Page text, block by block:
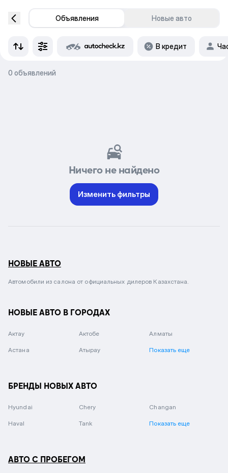
Объявления Новые авто
В кредит
0 объявлений
Ничего не найдено
Изменить фильтры
НОВЫЕ АВТО
Автомобили из салона от официальных дилеров Казахстана.
НОВЫЕ АВТО В ГОРОДАХ
Актау Актобе Алматы
Астана Атырау Показать еще
БРЕНДЫ НОВЫХ АВТО
Hyundai Chery Changan
Haval Tank Показать еще
АВТО С ПРОБЕГОМ